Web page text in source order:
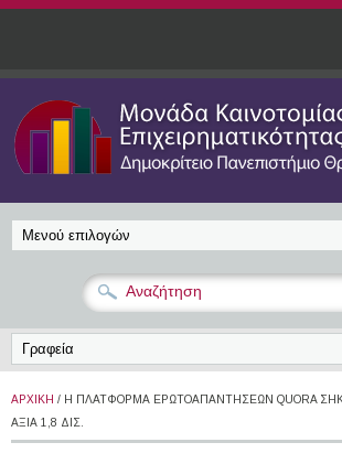
Παράκαμψη προς το κυρίως περιεχόμενο
ΑΡΧΙΚΉ / H ΠΛΑΤΦΌΡΜΑ ΕΡΩΤΟΑΠΑΝΤΉΣΕΩΝ QUΟRA
ΑΞΊΑ 1,8 ΔΙΣ.